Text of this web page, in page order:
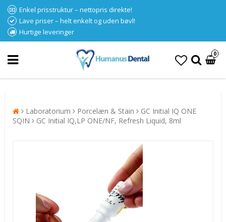
Enkel prisstruktur – nettopris direkte!
Lave priser – helt enkelt og uden bøvl!
Hurtige leveringer
0
Laboratorium Porcelæn & Stain
GC Initial IQ ONE
SQIN
GC Initial IQ,LP ONE/NF, Refresh Liquid, 8ml